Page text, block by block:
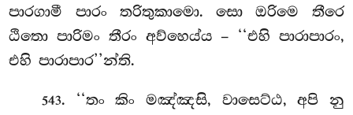
පාරගාමී පාරං තරිතුකාමො. සො ඔරිමෙ තීරෙ
ඨිතො පාරිමං තීරං අව්හෙය්ය – ‘‘එහි පාරාපාරං,
එහි පාරාපාර’’න්ති.
543. ‘‘තං කිං මඤ්ඤසි, වාසෙට්ඨ, අපි නු